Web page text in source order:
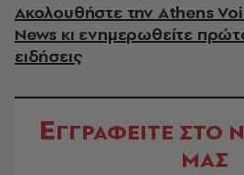
Ακολουθήστε την Athens
News κι ενημερωθείτε
ειδήσεις
ΕΓΓΡΑΦΕΙΤΕ ΣΤΟ
ΜΑΣ